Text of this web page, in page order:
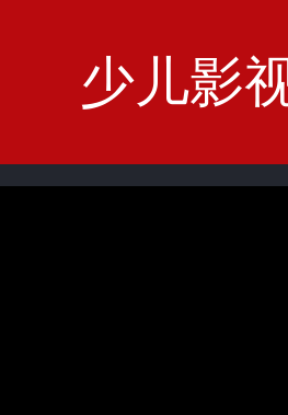
少儿影
少儿影